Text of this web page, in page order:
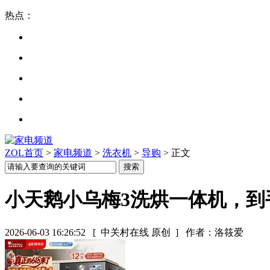
热点：
ZOL首页 > 家电频道 > 洗衣机 > 导购 > 正文
小天鹅小乌梅3洗烘一体机，到
2026-06-03 16:26:52 [ 中关村在线 原创 ] 作者：洛筱爱